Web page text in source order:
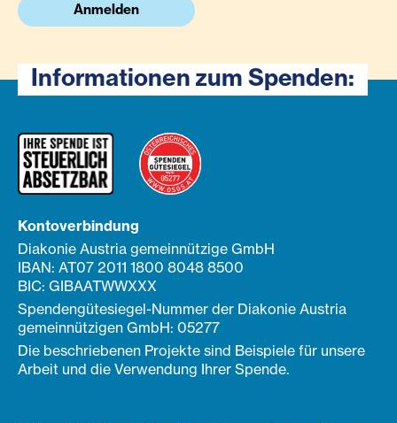
Anmelden
Informationen zum Spenden:
Kontoverbindung
Diakonie Austria gemeinnützige GmbH
IBAN: AT07 2011 1800 8048 8500
BIC: GIBAATWWXXX
Spendengütesiegel-Nummer der Diakonie Austria
gemeinnützigen GmbH: 05277
Die beschriebenen Projekte sind Beispiele für unsere
Arbeit und die Verwendung Ihrer Spende.